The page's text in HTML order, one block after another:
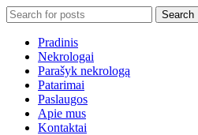
Search
for:
Search
Pradinis
Nekrologai
Parašyk nekrologą
Patarimai
Paslaugos
Apie mus
Kontaktai